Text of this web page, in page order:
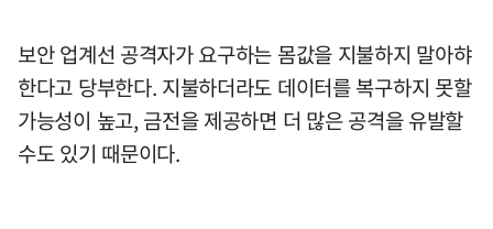
보안 업계선 공격자가 요구하는 몸값을 지불하지 말아햐
한다고 당부한다. 지불하더라도 데이터를 복구하지 못할
가능성이 높고, 금전을 제공하면 더 많은 공격을 유발할
수도 있기 때문이다.